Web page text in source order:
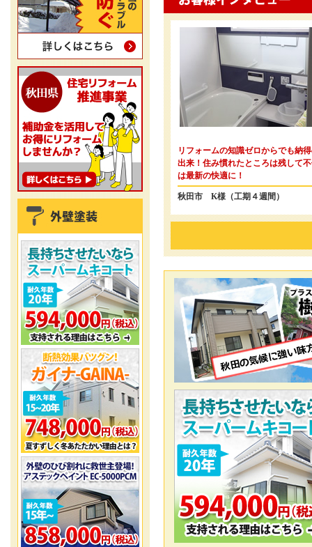
リフォームの知識ゼロからでも納
出来！住み慣れたところは残して
は最新の快適に！
秋田市 K様（工期４週間）